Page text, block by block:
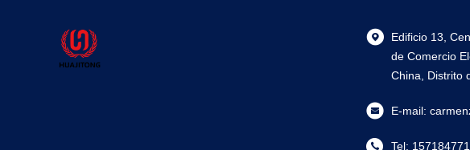
Edificio 13,
de Comercio
China, Distrito
E-mail:
Tel: